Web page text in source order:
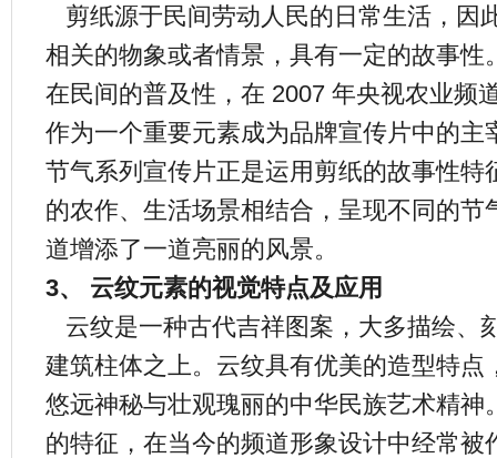
剪纸源于民间劳动人民的日常生活，因
相关的物象或者情景，具有一定的故事性
在民间的普及性，在 2007 年央视农业频
作为一个重要元素成为品牌宣传片中的主
节气系列宣传片正是运用剪纸的故事性特
的农作、生活场景相结合，呈现不同的节
道增添了一道亮丽的风景。
3、 云纹元素的视觉特点及应用
云纹是一种古代吉祥图案，大多描绘、
建筑柱体之上。云纹具有优美的造型特点
悠远神秘与壮观瑰丽的中华民族艺术精神
的特征，在当今的频道形象设计中经常被